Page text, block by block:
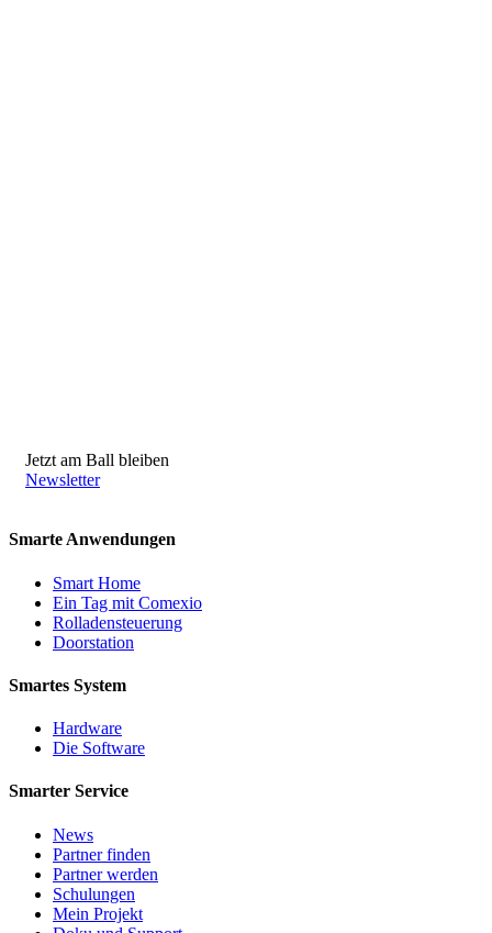
Jetzt am Ball bleiben
Newsletter
Smarte Anwendungen
Smart Home
Ein Tag mit Comexio
Rolladensteuerung
Doorstation
Smartes System
Hardware
Die Software
Smarter Service
News
Partner finden
Partner werden
Schulungen
Mein Projekt